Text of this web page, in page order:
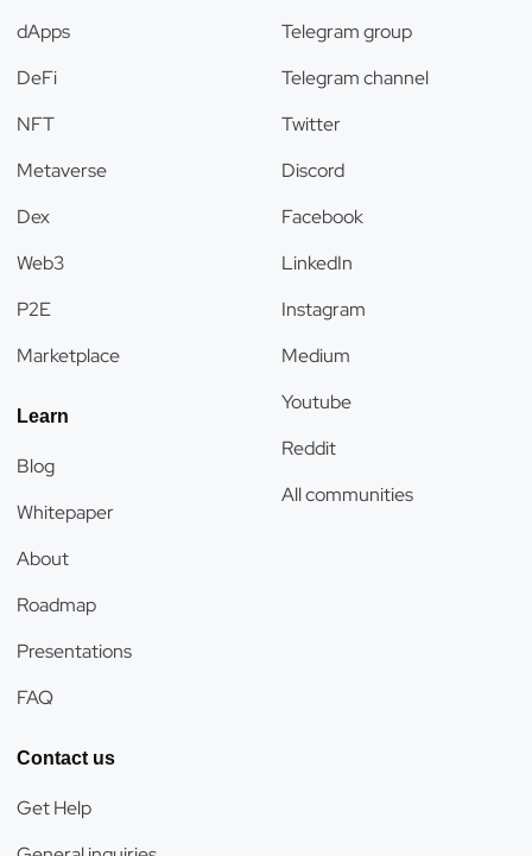
dApps
DeFi
NFT
Metaverse
Dex
Web3
P2E
Marketplace
Learn
Blog
Whitepaper
About
Roadmap
Presentations
FAQ
Telegram group
Telegram channel
Twitter
Discord
Facebook
LinkedIn
Instagram
Medium
Youtube
Reddit
All communities
Contact us
Get Help